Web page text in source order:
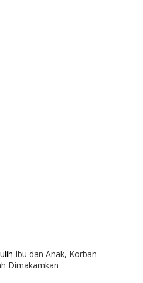
Ibu dan Anak, Korban
Dimakamkan